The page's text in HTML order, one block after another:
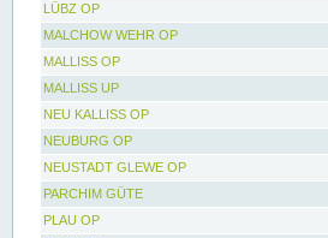
LÜBZ OP
MALCHOW WEHR OP
MALLISS OP
MALLISS UP
NEU KALLISS OP
NEUBURG OP
NEUSTADT GLEWE OP
PARCHIM GÜTE
PLAU OP